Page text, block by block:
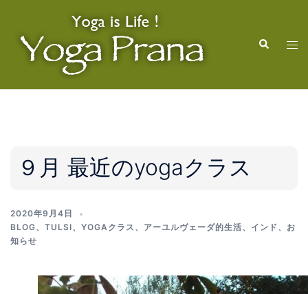
検
索
ト
９月 最近のyogaクラス
2020年9月4日
BLOG、 TULSI、 YOGAクラス 、 アーユルヴェーダ的生活、 インド 、 お
知らせ